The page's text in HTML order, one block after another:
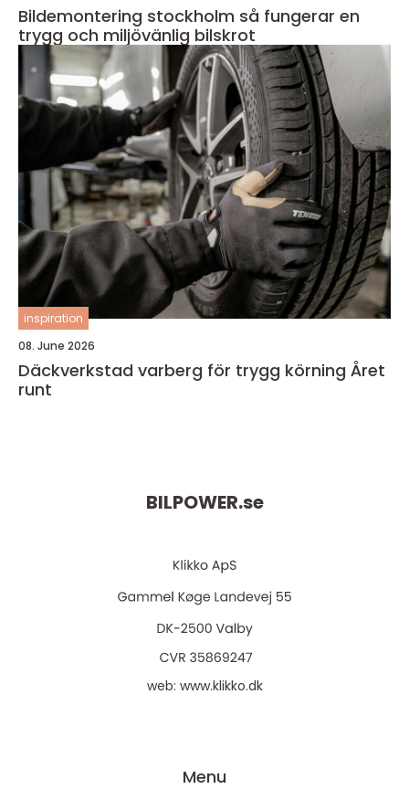
Bildemontering stockholm så fungerar en
trygg och miljövänlig bilskrot
inspiration
08. June 2026
Däckverkstad varberg för trygg körning Året
runt
BILPOWER.se
web: www.klikko.dk
Menu